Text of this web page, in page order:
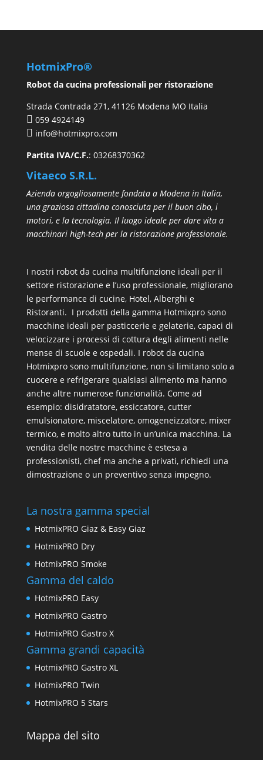
HotmixPro®
Robot da cucina professionali per ristorazione
Strada Contrada 271, 41126 Modena MO Italia
059 4924149
info@hotmixpro.com
Partita IVA/C.F.: 03268370362
Vitaeco S.R.L.
Azienda orgogliosamente fondata a Modena in Italia,
una graziosa cittadina conosciuta per il buon cibo, i
motori, e la tecnologia. Il luogo ideale per dare vita a
macchinari high-tech per la ristorazione professionale.
I nostri robot da cucina multifunzioneideali per il
settore ristorazione e l’uso professionale, migliorano
le performance di cucine, Hotel, Alberghi e
Ristoranti. I prodotti della gamma Hotmixpro sono
macchine ideali per pasticcerie e gelaterie, capaci di
velocizzare i processi di cottura degli alimenti nelle
mense di scuole e ospedali. I robot da cucina
Hotmixpro sono multifunzione, non si limitano solo a
cuocere e refrigerare qualsiasi alimento ma hanno
anche altre numerose funzionalità. Come ad
esempio: disidratatore, essiccatore, cutter
emulsionatore, miscelatore, omogeneizzatore, mixer
termico, e molto altro tutto in un’unica macchina. La
vendita delle nostre macchine è estesa a
professionisti, chef ma anche a privati, richiedi una
dimostrazione o un preventivo senza impegno.
La nostra gamma special
HotmixPRO Giaz & Easy Giaz
HotmixPRO Dry
HotmixPRO Smoke
Gamma del caldo
HotmixPRO Easy
HotmixPRO Gastro
HotmixPRO Gastro X
Gamma grandi capacità
HotmixPRO Gastro XL
HotmixPRO Twin
HotmixPRO 5 Stars
Mappa del sito